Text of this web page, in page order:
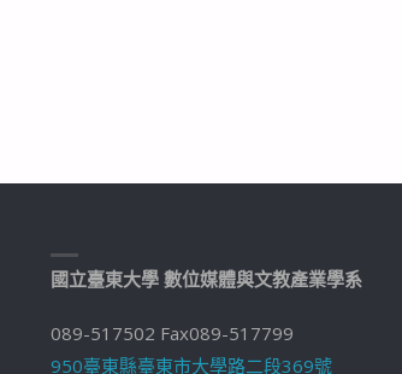
國立臺東大學 數位媒體與文教產業學系
089-517502 Fax089-517799
950臺東縣臺東市大學路二段369號